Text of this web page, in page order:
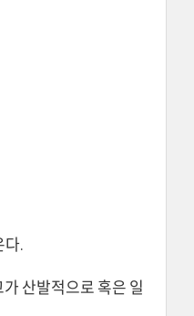
다.
산발적으로 혹은 일